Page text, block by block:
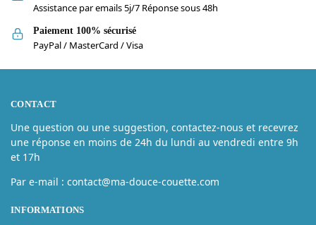
Assistance par emails 5j/7 Réponse sous 48h
Paiement 100% sécurisé
PayPal / MasterCard / Visa
CONTACT
Une question ou une suggestion, contactez-nous et recevrez
une réponse en moins de 24h du lundi au vendredi entre 9h
et 17h
Par e-mail : contact@ma-douce-couette.com
INFORMATIONS